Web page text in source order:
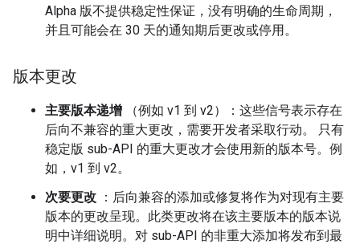
Alpha 版不提供稳定性保证，没有明确的生命周期，
并且可能会在 30 天的通知期后更改或停用。
版本更改
主要版本递增 （例如 v1 到 v2）：这些信号表示存在
后向不兼容的重大更改，需要开发者采取行动。 只有
稳定版 sub-API 的重大更改才会使用新的版本号。例
如，v1 到 v2。
次要更改 ：后向兼容的添加或修复将作为对现有主要
版本的更改呈现。此类更改将在该主要版本的版本说
明中详细说明。对 sub-API 的非重大添加将发布到最